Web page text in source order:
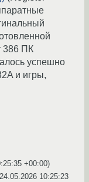
386 ПК
успешно
и игры,
+00:00)
24.05.2026 10:25:23